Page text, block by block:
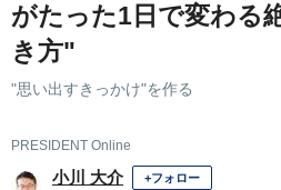
がたった1日で変わる
き方"
"思い出すきっかけ"を作る
PRESIDENT Online
小川 大介 +フォロー